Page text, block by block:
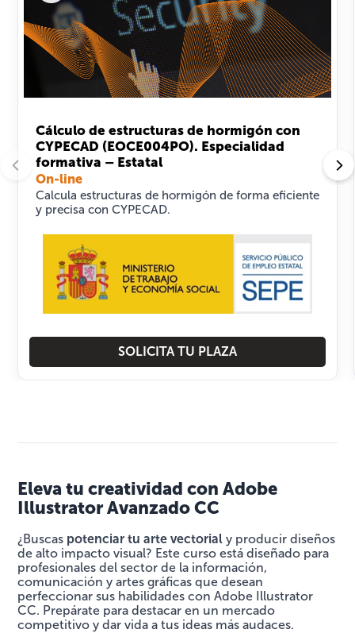
Cálculo de estructuras de hormigón con
CYPECAD (EOCE004PO). Especialidad
formativa – Estatal
On-line
Calcula estructuras de hormigón de forma eficiente
y precisa con CYPECAD.
SOLICITA TU PLAZA
Eleva tu creatividad con Adobe
Illustrator Avanzado CC
¿Buscas potenciar tu arte vectorial y producir diseños
de alto impacto visual? Este curso está diseñado para
profesionales del sector de la información,
comunicación y artes gráficas que desean
perfeccionar sus habilidades con Adobe Illustrator
CC. Prepárate para destacar en un mercado
competitivo y dar vida a tus ideas más audaces.